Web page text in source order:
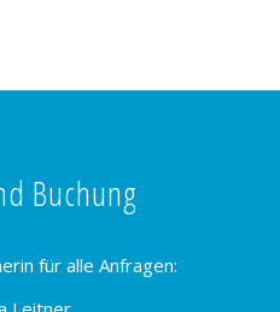
Buchung
für alle Anfragen: